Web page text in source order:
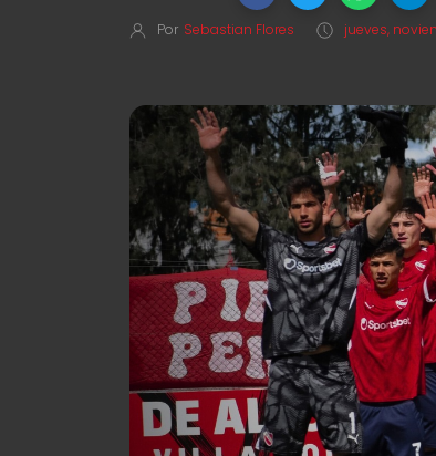
Por Sebastian Flores jueves,